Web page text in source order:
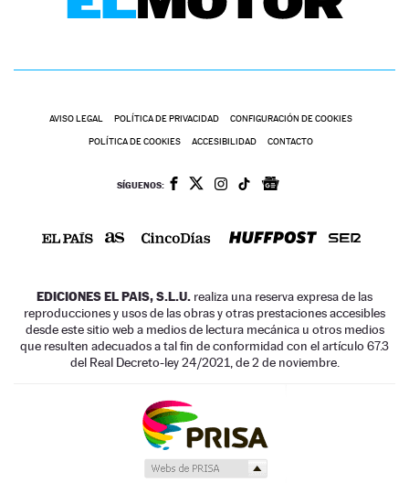
AVISO LEGAL POLÍTICA DE PRIVACIDAD CONFIGURACIÓN DE COOKIES
POLÍTICA DE COOKIES ACCESIBILIDAD CONTACTO
SÍGUENOS:
EDICIONES EL PAIS, S.L.U. realiza una reserva expresa de las
reproducciones y usos de las obras y otras prestaciones accesibles
desde este sitio web a medios de lectura mecánica u otros medios
que resulten adecuados a tal fin de conformidad con el artículo 67.3
del Real Decreto-ley 24/2021, de 2 de noviembre.